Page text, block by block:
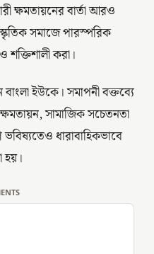
ক্ষমতায়নের বার্তা আরও
সমাজে পারস্পরিক
শক্তিশালী করা।
বাংলা ইউকে। সমাপনী বক্তব্যে
সামাজিক সচেতনতা
ধারাবাহিকভাবে
হয়।